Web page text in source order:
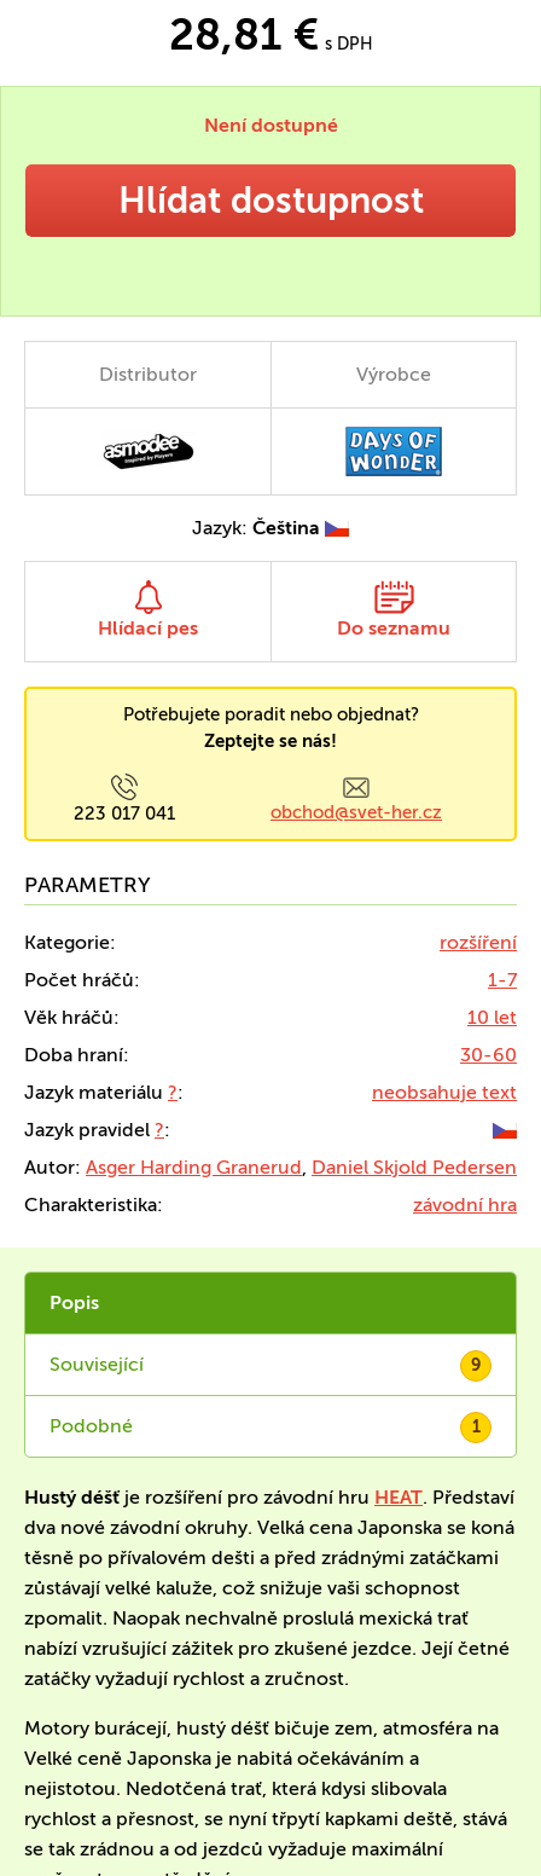
28,81 € s DPH
Není dostupné
Hlídat dostupnost
Distributor Výrobce
Jazyk: Čeština
Hlídací pes Do seznamu
Potřebujete poradit nebo objednat?
Zeptejte se nás!
223 017 041 obchod@svet-her.cz
PARAMETRY
Kategorie:
rozšíření
Počet hráčů:
1-7
Věk hráčů:
10 let
Doba hraní:
30-60
Jazyk materiálu ?:
neobsahuje text
Jazyk pravidel ?:
Autor: Asger Harding Granerud, Daniel Skjold Pedersen
Charakteristika:
závodní hra
Popis
Související 9
Podobné 1
Hustý déšť je rozšíření pro závodní hru HEAT. Představí
dva nové závodní okruhy. Velká cena Japonska se koná
těsně po přívalovém dešti a před zrádnými zatáčkami
zůstávají velké kaluže, což snižuje vaši schopnost
zpomalit. Naopak nechvalně proslulá mexická trať
nabízí vzrušující zážitek pro zkušené jezdce. Její četné
zatáčky vyžadují rychlost a zručnost.
Motory burácejí, hustý déšť bičuje zem, atmosféra na
Velké ceně Japonska je nabitá očekáváním a
nejistotou. Nedotčená trať, která kdysi slibovala
rychlost a přesnost, se nyní třpytí kapkami deště, stává
se tak zrádnou a od jezdců vyžaduje maximální